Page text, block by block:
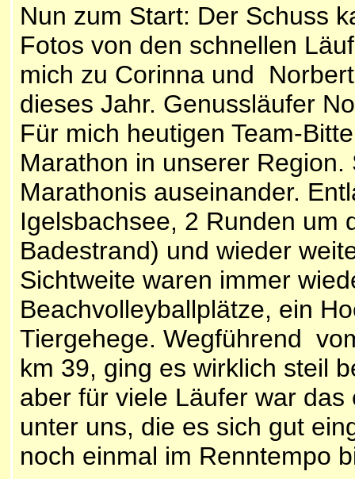
Nun zum Start: Der Schuss
Fotos von den schnellen
mich zu Corinna und
dieses Jahr. Genussläufer
Für mich heutigen Team-
Marathon in unserer
Marathonis auseinander.
Igelsbachsee, 2 Runden um
Badestrand) und wieder
Sichtweite waren immer
Beachvolleyballplätze, ein
Tiergehege. Wegführend
km 39, ging es wirklich steil
aber für viele Läufer war
unter uns, die es sich gut
noch einmal im Renntempo